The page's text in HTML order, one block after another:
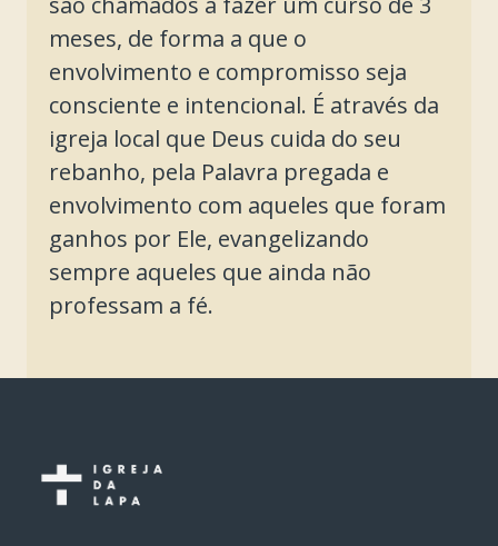
meses, de forma a que o
envolvimento e compromisso seja
consciente e intencional. É através da
igreja local que Deus cuida do seu
rebanho, pela Palavra pregada e
envolvimento com aqueles que foram
ganhos por Ele, evangelizando
sempre aqueles que ainda não
professam a fé.